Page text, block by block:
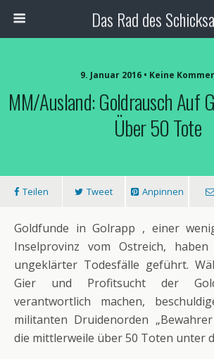
Das Rad des
9. Januar 2016 • Keine
MM/Ausland: Goldrausch Auf
Über 50 Tote
Teilen Tweet Anpinnen
Goldfunde in Golrapp , einer
Inselprovinz vom Ostreich,
ungeklärter Todesfälle geführt.
Gier und Profitsucht der
verantwortlich machen,
militanten Druidenorden
die mittlerweile über 50 Toten unter